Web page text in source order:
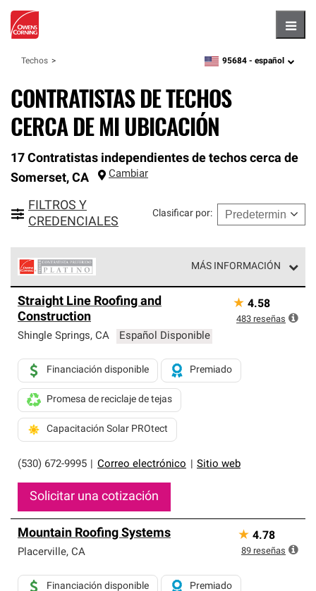
Techos zipcode,language
95684 - español
CONTRATISTAS DE TECHOS
CERCA DE MI UBICACIÓN
17 Contratistas independientes de techos cerca de
Somerset, CA Cambiar
FILTROS Y
CREDENCIALES
Clasificar por:
MÁS INFORMACIÓN
Corning constituyen el nivel superior de nuestra red
exclusiva y cumplen con estándares estrictos de
profesionalismo, confiabilidad y destreza incomparable.
sistemas de techos.
Straight Line Roofing and
Construction
Shingle Springs, CA Español Disponible
(530) 672-9995 Correo electrónico Sitio web
Financiación disponible Premiado
Promesa de reciclaje de tejas
Capacitación Solar PROtect
Solicitar una cotización
★ 4.58
483 reseñas
Mountain Roofing Systems
Placerville, CA
Financiación disponible Premiado
★ 4.78
89 reseñas